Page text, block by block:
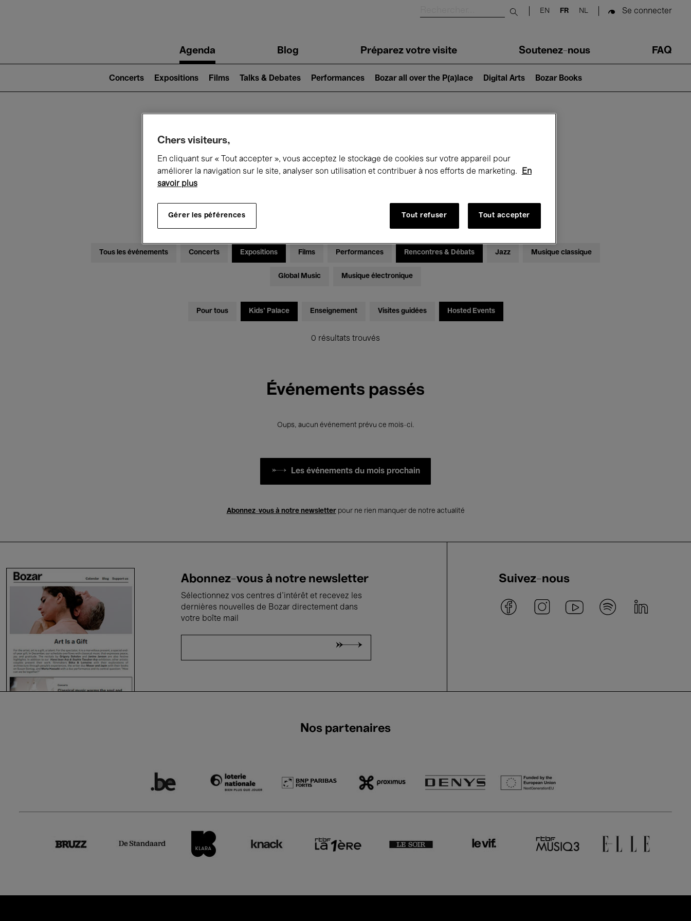
Submit search
EN FR NL Se connecter
navigationAgenda Blog Préparez votre visite Soutenez-nous FAQ
2)
Concerts Expositions Films Talks & Debates Performances Bozar all over the P(a)lace Digital Arts Bozar Books
Ce qui se passe à Bozar
Tous les événements Concerts Expositions Films Performances Rencontres & Débats Jazz Musique classique
Global Music Musique électronique
Pour tous Kids’ Palace Enseignement Visites guidées Hosted Events
0 résultats trouvés
Événements passés
Oups, aucun événement prévu ce mois-ci.
Les événements du mois prochain
Abonnez-vous à notre newsletterpour ne rien manquer de notre actualité
Abonnez-vous à notre newsletter
Sélectionnez vos centres d'intérêt et recevez les
dernières nouvelles de Bozar directement dans
votre boîte mail
Suivez-nous
Nos partenaires
Chers visiteurs,
En cliquant sur « Tout accepter », vous acceptez le stockage de cookies sur votre appareil pour
améliorer la navigation sur le site, analyser son utilisation et contribuer à nos efforts de marketing.
En
savoir plus
Gérer les péférences Tout refuser Tout accepter